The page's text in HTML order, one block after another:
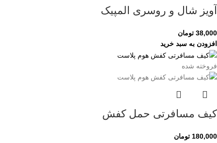
آویز شال و روسری المپیک
38,000 تومان
افزودن به سبد خرید
فروخته شده
کیف مسافرتی حمل کفش
180,000 تومان